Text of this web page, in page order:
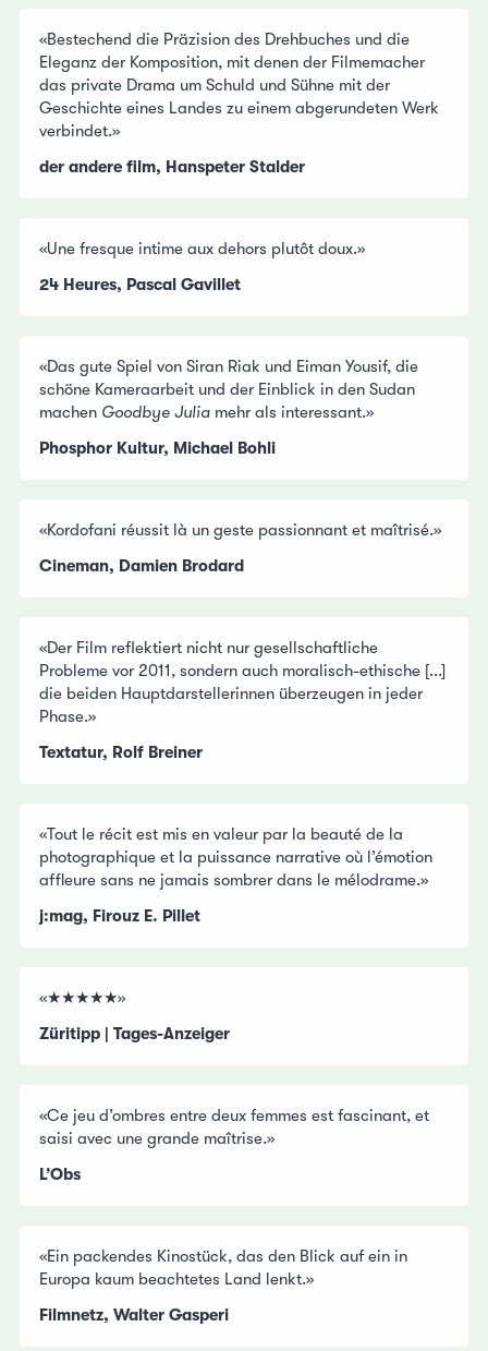
«Bestechend die Präzision des Drehbuches und die
Eleganz der Komposition, mit denen der Filmemacher
das private Drama um Schuld und Sühne mit der
Geschichte eines Landes zu einem abgerundeten Werk
verbindet.»
der andere film, Hanspeter Stalder
«Une fresque intime aux dehors plutôt doux.»
24 Heures, Pascal Gavillet
«Das gute Spiel von Siran Riak und Eiman Yousif, die
schöne Kameraarbeit und der Einblick in den Sudan
machen Goodbye Julia mehr als interessant.»
Phosphor Kultur, Michael Bohli
«Kordofani réussit là un geste passionnant et maîtrisé.»
Cineman, Damien Brodard
«Der Film reflektiert nicht nur gesellschaftliche
Probleme vor 2011, sondern auch moralisch-ethische [...]
die beiden Hauptdarstellerinnen überzeugen in jeder
Phase.»
Textatur, Rolf Breiner
«Tout le récit est mis en valeur par la beauté de la
photographique et la puissance narrative où l’émotion
affleure sans ne jamais sombrer dans le mélodrame.»
j:mag, Firouz E. Pillet
«★★★★★»
Züritipp | Tages-Anzeiger
«Ce jeu d’ombres entre deux femmes est fascinant, et
saisi avec une grande maîtrise.»
L’Obs
«Ein packendes Kinostück, das den Blick auf ein in
Europa kaum beachtetes Land lenkt.»
Filmnetz, Walter Gasperi